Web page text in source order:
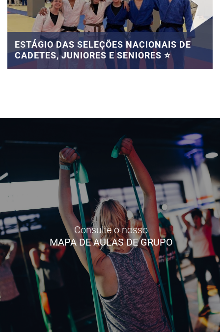
ESTÁGIO DAS SELEÇÕES NACIONAIS DE
CADETES, JUNIORES E SENIORES ⭐
Consulte o nosso
MAPA DE AULAS DE GRUPO